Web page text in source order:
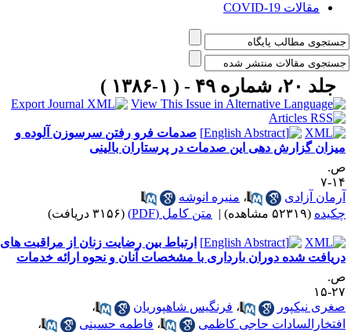
مقالات COVID-19
جلد ۲۰، شماره ۴۹ - ( ۱-۱۳۸۶ )
صدمات فرو رفتن سرسوزن آلوده و
گزارش دهی این صدمات در پرستاران بالینی
۷
آزادی
،منیره انوشه
(۵۲۳۱۹ مشاهده) | متن کامل (PDF) (۳۱۵۶ دریافت)
ارتباط بین رضایت زنان از مراقبت های
شده دوران بارداری با مشخصات آنان و نحوه ارائه خدمات
۱۵
نیکپور
،فرنگیس شاهپوریان
،
حاجی کاظمی
،فاطمه حسینی
،